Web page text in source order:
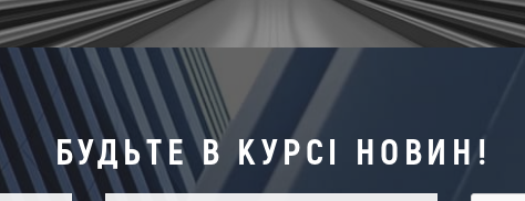
БУДЬТЕ В КУРСІ НОВИН!